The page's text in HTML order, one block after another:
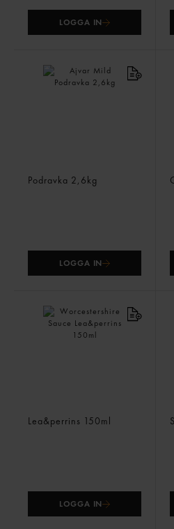
LOGGA IN
Podravka 2,6kg
LOGGA IN
Lea&perrins 150ml
LOGGA IN